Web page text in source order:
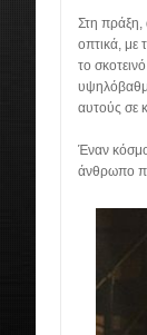
Στη πράξη,
οπτικά, με
το
αυτούς σε
Έναν
άνθρωπο